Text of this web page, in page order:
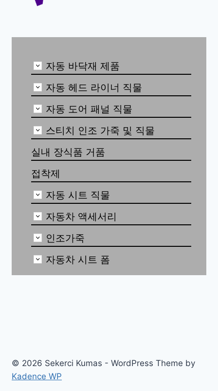
자동 바닥재 제품
자동 헤드 라이너 직물
자동 도어 패널 직물
스티치 인조 가죽 및 직물
실내 장식품 거품
접착제
자동 시트 직물
자동차 액세서리
인조가죽
자동차 시트 폼
© 2026 Sekerci Kumas - WordPress Theme by
Kadence WP